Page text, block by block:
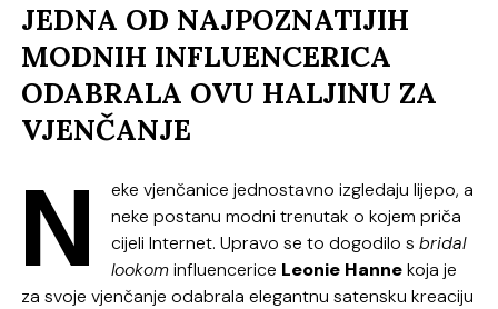
JEDNA OD NAJPOZNATIJIH
MODNIH INFLUENCERICA
ODABRALA OVU HALJINU ZA
VJENČANJE
N
eke vjenčanice jednostavno izgledaju lijepo, a
neke postanu modni trenutak o kojem priča
cijeli Internet. Upravo se to dogodilo sbridal
lookominfluencerice Leonie Hannekoja je
za svoje vjenčanje odabrala elegantnu satensku kreaciju